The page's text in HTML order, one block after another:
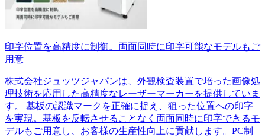
印字位置を高精度に制御。両面同時に印字可能なモデルもご
用意
株式会社ジュッツジャパンは、外観検査装置で培った画像処
理技術を応用した高精度なレーザーマーカーを提供していま
す。 基板の認識マークを正確に捉え、狙った位置への印字
を実現。基板を反転させることなく両面同時に印字できるモ
デルもご用意し、お客様の生産性向上に貢献します。PC制